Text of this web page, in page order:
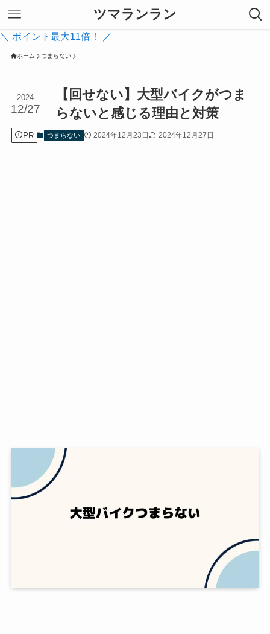
ツマランラン
＼ ポイント最大11倍！ ／
ホーム つまらない
【回せない】大型バイクがつま
らないと感じる理由と対策
2024
12/27
PR つまらない 2024年12月23日 2024年12月27日